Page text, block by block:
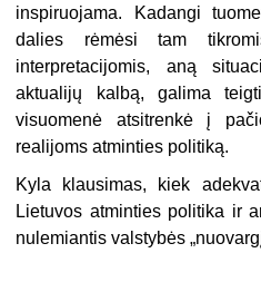
inspiruojama. Kadangi
dalies rėmėsi tam
interpretacijomis, aną
aktualijų kalbą, galima
visuomenė atsitrenkė į
realijoms atminties politiką.
Kyla klausimas, kiek
Lietuvos atminties politika ir
nulemiantis valstybės